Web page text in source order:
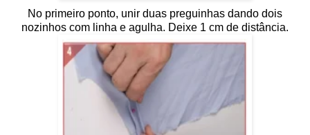
No primeiro ponto, unir duas preguinhas dando dois
nozinhos com linha e agulha. Deixe 1 cm de distância.